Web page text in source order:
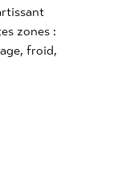
zones :
froid,